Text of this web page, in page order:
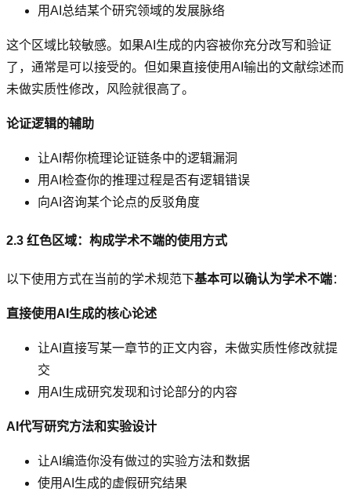
用AI总结某个研究领域的发展脉络
这个区域比较敏感。如果AI生成的内容被你充分改写和验证
了，通常是可以接受的。但如果直接使用AI输出的文献综述而
未做实质性修改，风险就很高了。
论证逻辑的辅助
让AI帮你梳理论证链条中的逻辑漏洞
用AI检查你的推理过程是否有逻辑错误
向AI咨询某个论点的反驳角度
2.3 红色区域：构成学术不端的使用方式
以下使用方式在当前的学术规范下基本可以确认为学术不端：
直接使用AI生成的核心论述
让AI直接写某一章节的正文内容，未做实质性修改就提
交
用AI生成研究发现和讨论部分的内容
AI代写研究方法和实验设计
让AI编造你没有做过的实验方法和数据
使用AI生成的虚假研究结果